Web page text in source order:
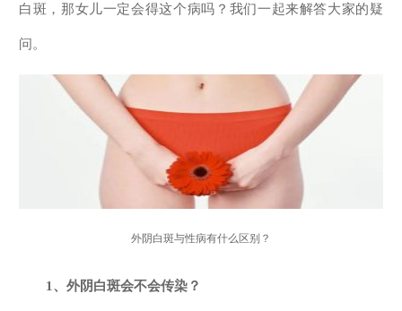
白斑，那女儿一定会得这个病吗？我们一起来解答大家的疑
问。
外阴白斑与性病有什么区别？
1、外阴白斑会不会传染？